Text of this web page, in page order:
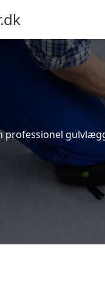
professionel